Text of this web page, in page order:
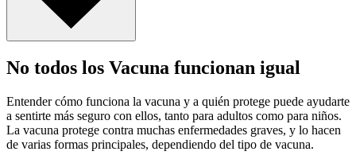
No todos los Vacuna funcionan igual
Entender cómo funciona la vacuna y a quién protege puede ayudarte
a sentirte más seguro con ellos, tanto para adultos como para niños.
La vacuna protege contra muchas enfermedades graves, y lo hacen
de varias formas principales, dependiendo del tipo de vacuna.